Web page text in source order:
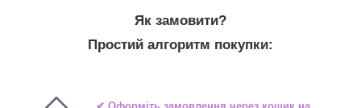
Як замовити?
Простий алгоритм покупки: